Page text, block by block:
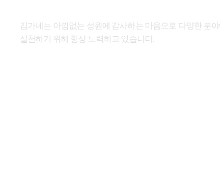
김가네는 아낌없는 성원에 감사하는 마음으로 다양한 분
실천하기 위해 항상 노력하고 있습니다.